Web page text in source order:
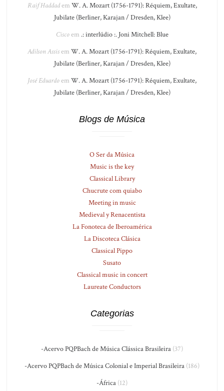
Raif Haddadem W. A. Mozart (1756-1791): Réquiem, Exultate,
Jubilate (Berliner, Karajan / Dresden, Klee)
Ciscoem .: interlúdio :. Joni Mitchell: Blue
Adilson Assisem W. A. Mozart (1756-1791): Réquiem, Exultate,
Jubilate (Berliner, Karajan / Dresden, Klee)
José Eduardoem W. A. Mozart (1756-1791): Réquiem, Exultate,
Jubilate (Berliner, Karajan / Dresden, Klee)
Blogs de Música
O Ser da Música
Music is the key
Classical Library
Chucrute com quiabo
Meeting in music
Medieval y Renacentista
La Fonoteca de Iberoamérica
La Discoteca Clásica
Classical Pippo
Susato
Classical music in concert
Laureate Conductors
Categorias
-Acervo PQPBach de Música Clássica Brasileira (37)
-Acervo PQPBach de Música Colonial e Imperial Brasileira (186)
-África (12)